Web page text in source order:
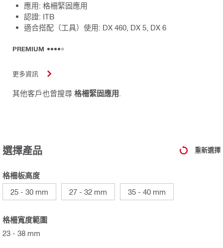
應用: 格柵緊固應用
認證: ITB
適合搭配（工具）使用: DX 460, DX 5, DX 6
PREMIUM
更多資訊
其他客戶也曾搜尋 格柵緊固應用
選擇產品 重新選擇
格柵板高度
25 - 30 mm
27 - 32 mm 35 - 40 mm
格柵寬度範圍
23 - 38 mm